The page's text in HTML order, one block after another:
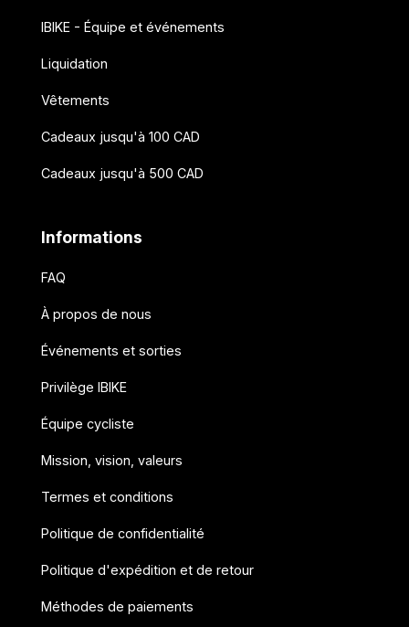
IBIKE - Équipe et événements
Liquidation
Vêtements
Cadeaux jusqu'à 100 CAD
Cadeaux jusqu'à 500 CAD
Informations
FAQ
À propos de nous
Événements et sorties
Privilège IBIKE
Équipe cycliste
Mission, vision, valeurs
Termes et conditions
Politique de confidentialité
Politique d'expédition et de retour
Méthodes de paiements